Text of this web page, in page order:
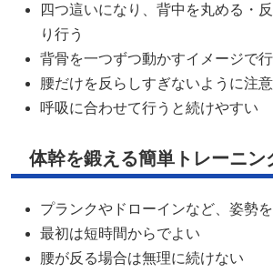
四つ這いになり、背中を丸める・
り行う
背骨を一つずつ動かすイメージで行
腰だけを反らしすぎないように注
呼吸に合わせて行うと続けやすい
体幹を鍛える簡単トレーニン
プランクやドローインなど、姿勢
最初は短時間からでよい
腰が反る場合は無理に続けない